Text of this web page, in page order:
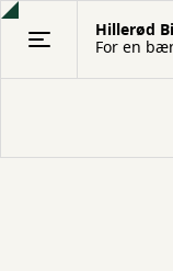
Gå
Hillerød
For en